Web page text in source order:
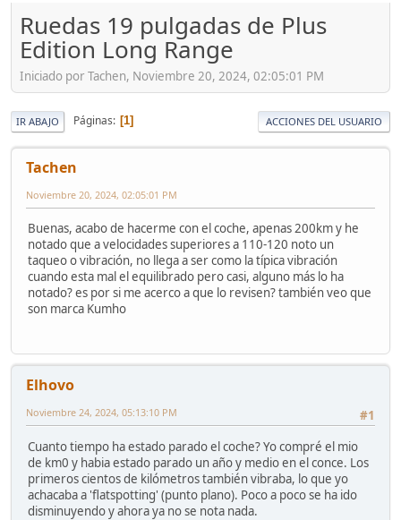
Ruedas 19 pulgadas de Plus
Edition Long Range
Iniciado por Tachen, Noviembre 20, 2024, 02:05:01 PM
IR ABAJO Páginas 1 ACCIONES DEL USUARIO
Tachen
Noviembre 20, 2024, 02:05:01 PM
Buenas, acabo de hacerme con el coche, apenas 200km y he
notado que a velocidades superiores a 110-120 noto un
taqueo o vibración, no llega a ser como la típica vibración
cuando esta mal el equilibrado pero casi, alguno más lo ha
notado? es por si me acerco a que lo revisen? también veo que
son marca Kumho
Elhovo
#1
Noviembre 24, 2024, 05:13:10 PM
Cuanto tiempo ha estado parado el coche? Yo compré el mio
de km0 y habia estado parado un año y medio en el conce. Los
primeros cientos de kilómetros también vibraba, lo que yo
achacaba a 'flatspotting' (punto plano). Poco a poco se ha ido
disminuyendo y ahora ya no se nota nada.